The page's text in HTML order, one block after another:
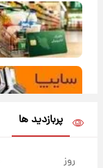
پربازدید ها
روز